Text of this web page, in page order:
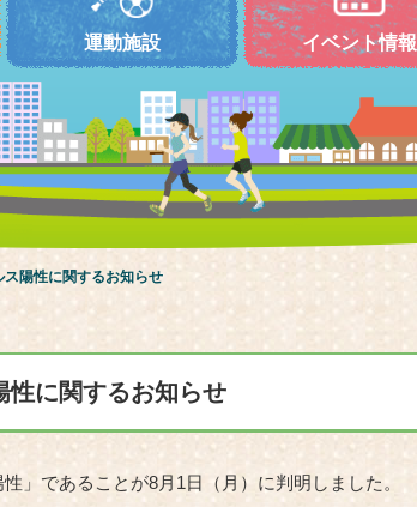
運動施設 イベント情報
陽性に関するお知らせ
性に関するお知らせ
」であることが8月1日（月）に判明しました。